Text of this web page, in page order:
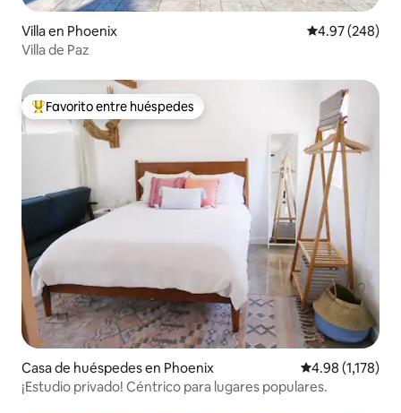
Villa en Phoenix Calificación
4.97 (248)
Villa de Paz
Favorito entre huéspedes preferido
Favorito entre huéspedes
Casa de huéspedes en Phoenix Calificación
4.98 (1,178)
¡Estudio privado! Céntrico para lugares populares.